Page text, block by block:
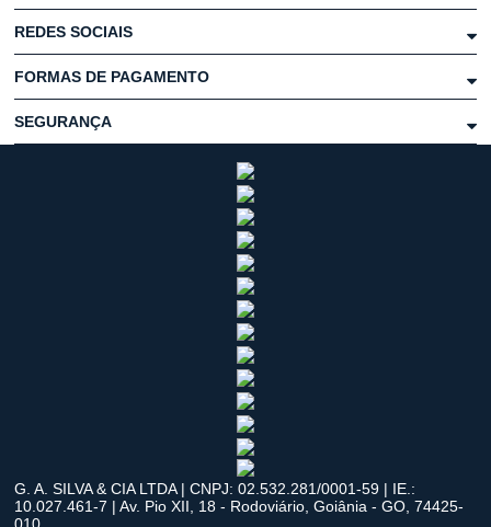
REDES SOCIAIS
FORMAS DE PAGAMENTO
SEGURANÇA
G. A. SILVA & CIA LTDA | CNPJ: 02.532.281/0001-59 | IE.:
10.027.461-7 | Av. Pio XII, 18 - Rodoviário, Goiânia - GO, 74425-
010